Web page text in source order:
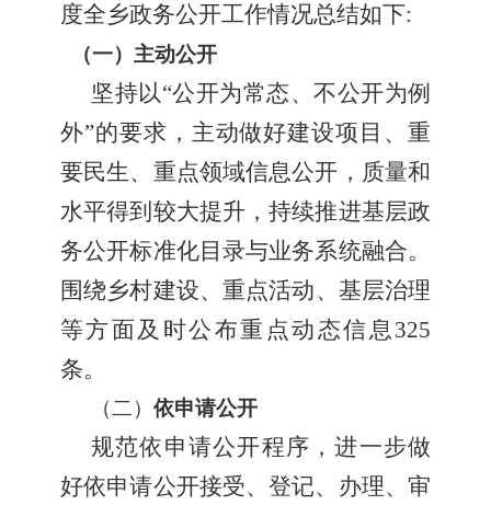
度全乡政务公开工作情况总结如下:
（一）主动公开
坚持以“公开为常态、不公开为例
外”的要求，主动做好建设项目、重
要民生、重点领域信息公开，质量和
水平得到较大提升，持续推进基层政
务公开标准化目录与业务系统融合。
围绕乡村建设、 重点活动、基层治理
等方面及时公布重点动态信息325
条。
（二） 依申请公开
规范依申请公开程序，进一步做
好依申请公开接受、登记、办理、审